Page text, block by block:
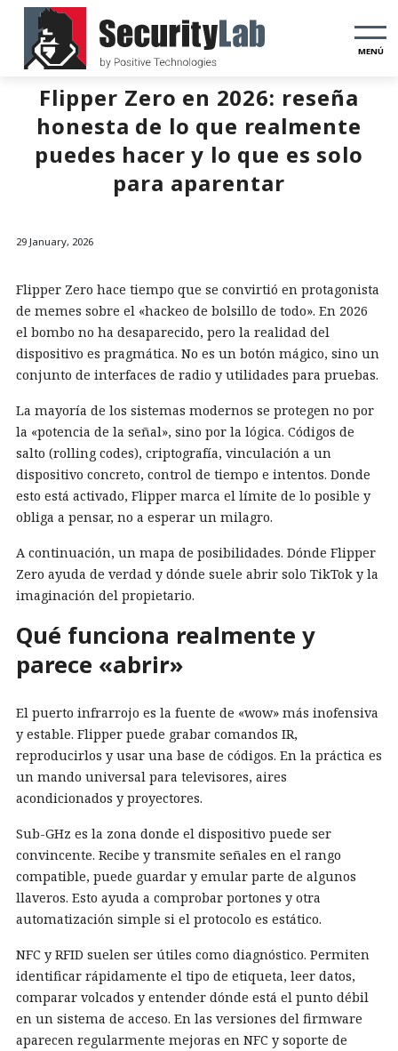
MENÚ
Flipper Zero en 2026: reseña
honesta de lo que realmente
puedes hacer y lo que es solo
para aparentar
29 January, 2026
Flipper Zero hace tiempo que se convirtió en protagonista
de memes sobre el «hackeo de bolsillo de todo». En 2026
el bombo no ha desaparecido, pero la realidad del
dispositivo es pragmática. No es un botón mágico, sino un
conjunto de interfaces de radio y utilidades para pruebas.
La mayoría de los sistemas modernos se protegen no por
la «potencia de la señal», sino por la lógica. Códigos de
salto (rolling codes), criptografía, vinculación a un
dispositivo concreto, control de tiempo e intentos. Donde
esto está activado, Flipper marca el límite de lo posible y
obliga a pensar, no a esperar un milagro.
A continuación, un mapa de posibilidades. Dónde Flipper
Zero ayuda de verdad y dónde suele abrir solo TikTok y la
imaginación del propietario.
Qué funciona realmente y
parece «abrir»
El puerto infrarrojo es la fuente de «wow» más inofensiva
y estable. Flipper puede grabar comandos IR,
reproducirlos y usar una base de códigos. En la práctica es
un mando universal para televisores, aires
acondicionados y proyectores.
Sub-GHz es la zona donde el dispositivo puede ser
convincente. Recibe y transmite señales en el rango
compatible, puede guardar y emular parte de algunos
llaveros. Esto ayuda a comprobar portones y otra
automatización simple si el protocolo es estático.
NFC y RFID suelen ser útiles como diagnóstico. Permiten
identificar rápidamente el tipo de etiqueta, leer datos,
comparar volcados y entender dónde está el punto débil
en un sistema de acceso. En las versiones del firmware
aparecen regularmente mejoras en NFC y soporte de